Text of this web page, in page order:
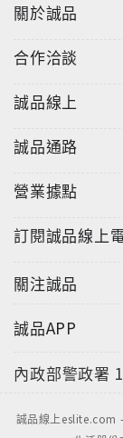
關於誠品
合作洽談
誠品線上
誠品通路
營業據點
訂閱誠品線上
關注誠品
誠品APP
內政部警政署
誠品線上eslite.com